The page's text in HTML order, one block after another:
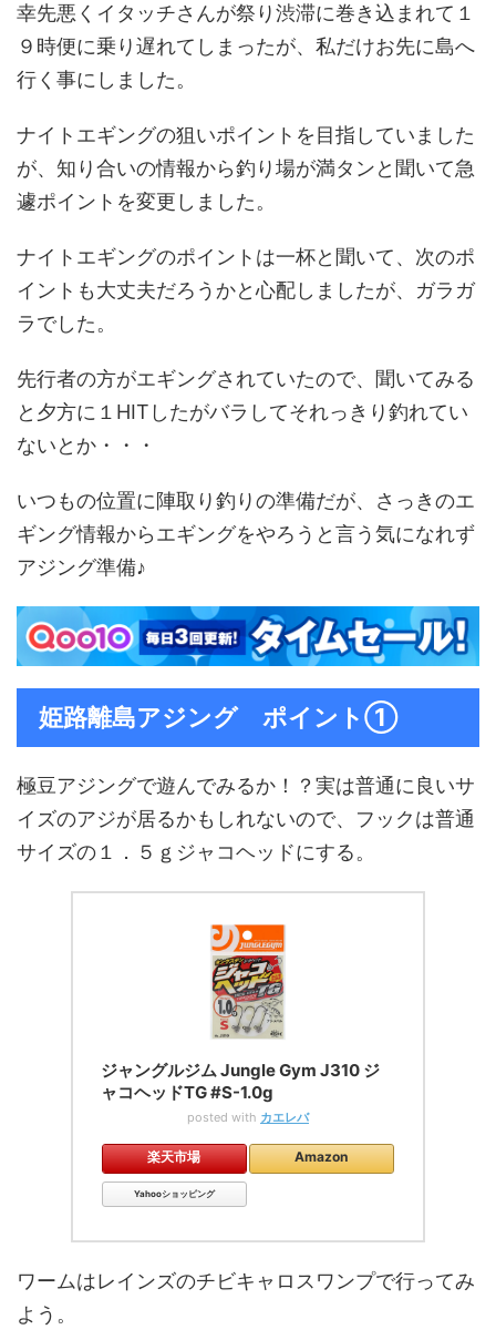
幸先悪くイタッチさんが祭り渋滞に巻き込まれて１
９時便に乗り遅れてしまったが、私だけお先に島へ
行く事にしました。
ナイトエギングの狙いポイントを目指していました
が、知り合いの情報から釣り場が満タンと聞いて急
遽ポイントを変更しました。
ナイトエギングのポイントは一杯と聞いて、次のポ
イントも大丈夫だろうかと心配しましたが、ガラガ
ラでした。
先行者の方がエギングされていたので、聞いてみる
と夕方に１HITしたがバラしてそれっきり釣れてい
ないとか・・・
いつもの位置に陣取り釣りの準備だが、さっきのエ
ギング情報からエギングをやろうと言う気になれず
アジング準備♪
姫路離島アジング ポイント①
極豆アジングで遊んでみるか！？実は普通に良いサ
イズのアジが居るかもしれないので、フックは普通
サイズの１．５ｇジャコヘッドにする。
ジャングルジム Jungle Gym J310 ジ
ャコヘッドTG #S-1.0g
posted with カエレバ
楽天市場 Amazon
Yahooショッピング
ワームはレインズのチビキャロスワンプで行ってみ
よう。